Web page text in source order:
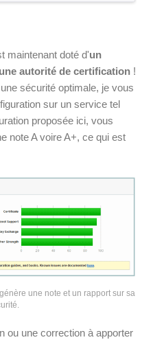
maintenant doté d'un
autorité de certification !
sécurité optimale, je vous
sur un service tel
proposée ici, vous
note A voire A+, ce qui est
une note et un rapport sur sa
ou une correction à apporter